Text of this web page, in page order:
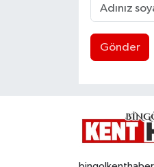
Gönder